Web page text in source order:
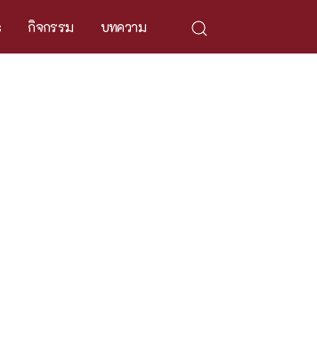
กิจกรรม บทความ